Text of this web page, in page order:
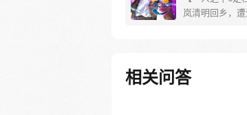
岚清明回乡，遭
己与爷爷身上的
彻底颠覆，与冯
相关问答